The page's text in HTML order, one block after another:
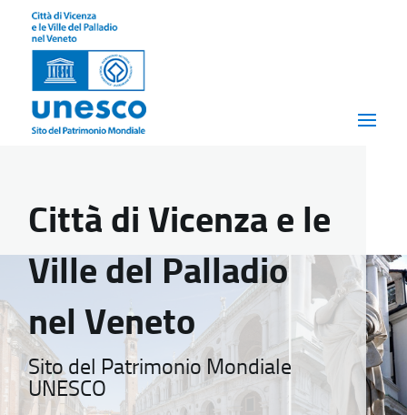
Città di Vicenza e le
Ville del Palladio
nel Veneto
Sito del Patrimonio Mondiale
UNESCO